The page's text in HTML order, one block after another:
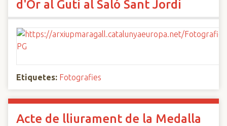
d'Or al Guti al Saló Sant Jordi
Etiquetes: Fotografies
Acte de lliurament de la Medalla